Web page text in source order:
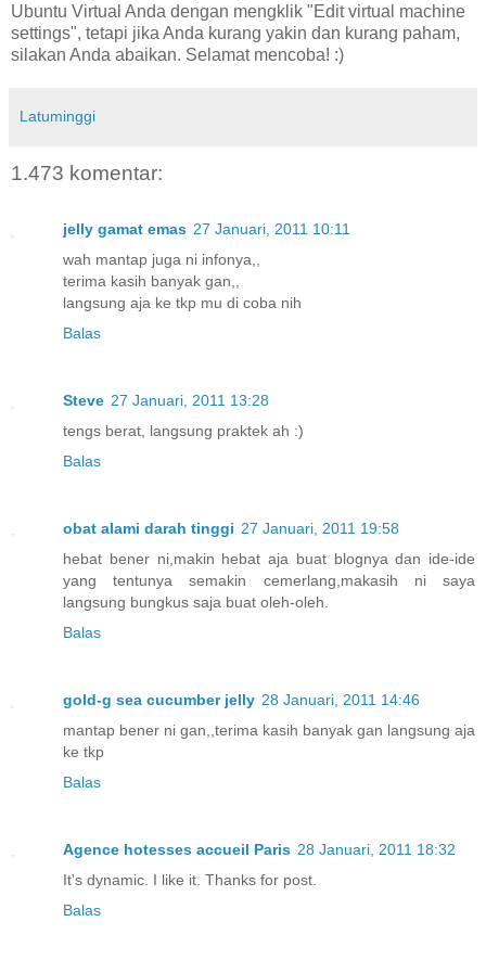
Ubuntu Virtual Anda dengan mengklik "Edit virtual machine
settings", tetapi jika Anda kurang yakin dan kurang paham,
silakan Anda abaikan. Selamat mencoba! :)
Latuminggi
1.473 komentar:
jelly gamat emas 27 Januari, 2011 10:11
wah mantap juga ni infonya,,
terima kasih banyak gan,,
langsung aja ke tkp mu di coba nih
Balas
Steve 27 Januari, 2011 13:28
tengs berat, langsung praktek ah :)
Balas
obat alami darah tinggi 27 Januari, 2011 19:58
hebat bener ni,makin hebat aja buat blognya dan ide-ide
yang tentunya semakin cemerlang,makasih ni saya
langsung bungkus saja buat oleh-oleh.
Balas
gold-g sea cucumber jelly 28 Januari, 2011 14:46
mantap bener ni gan,,terima kasih banyak gan langsung aja
ke tkp
Balas
Agence hotesses accueil Paris 28 Januari, 2011 18:32
It's dynamic. I like it. Thanks for post.
Balas